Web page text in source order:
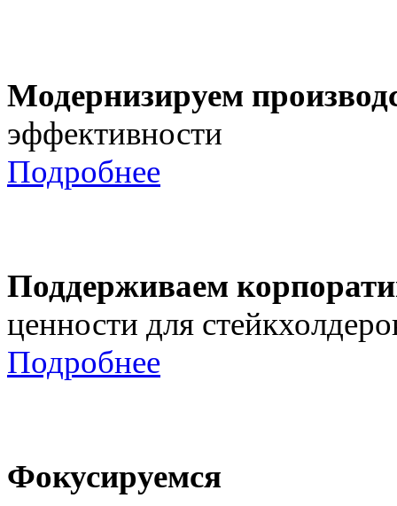
Модернизируем
эффективности
Подробнее
Поддерживаем
ценности для
Подробнее
Фокусируемся